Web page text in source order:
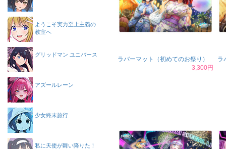
ラバーマット（初めてのお祭り）
3,300円
ラ
ようこそ実力至上主義の
教室へ
グリッドマン ユニバース
アズールレーン
少女終末旅行
私に天使が舞い降りた！